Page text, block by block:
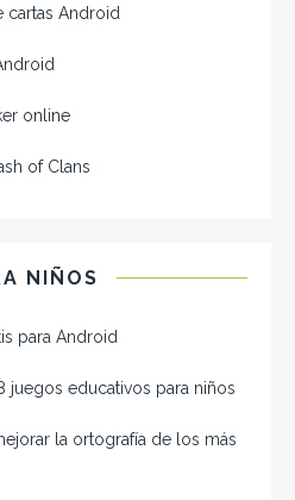
cartas Android
online
of Clans
NIÑOS
para Android
juegos educativos para niños
la ortografía de los más